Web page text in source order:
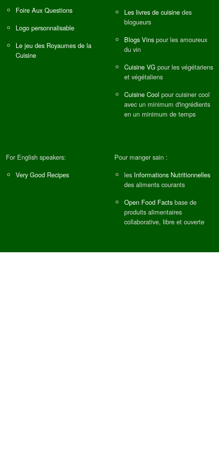
Foire Aux Questions
Logo personnalisable
Le jeu des Royaumes de la
Cuisine
Les livres de cuisine des
blogueurs
Blogs Vins pour les amoureux
du vin
Cuisine VG pour les végétariens
et végétaliens
Cuisine Cool pour cuisiner cool
avec un minimum d'ingrédients
en un minimum de temps
For English speakers:
Very Good Recipes
Pour manger sain :
les Informations Nutritionnelles
des aliments courants
Open Food Facts base de
produits alimentaires
collaborative, libre et ouverte